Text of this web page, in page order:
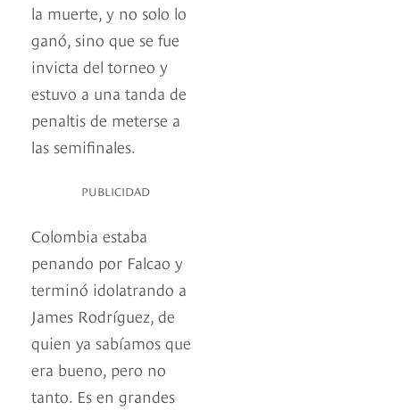
la muerte, y no solo lo
ganó, sino que se fue
invicta del torneo y
estuvo a una tanda de
penaltis de meterse a
las semifinales.
PUBLICIDAD
Colombia estaba
penando por Falcao y
terminó idolatrando a
James Rodríguez, de
quien ya sabíamos que
era bueno, pero no
tanto. Es en grandes